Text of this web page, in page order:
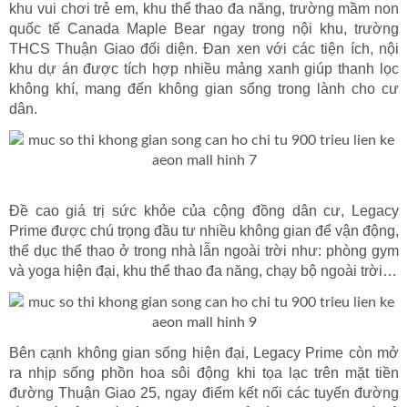
khu vui chơi trẻ em, khu thể thao đa năng, trường mầm non
quốc tế Canada Maple Bear ngay trong nội khu, trường
THCS Thuận Giao đối diện. Đan xen với các tiện ích, nội
khu dự án được tích hợp nhiều mảng xanh giúp thanh lọc
không khí, mang đến không gian sống trong lành cho cư
dân.
Đề cao giá trị sức khỏe của cộng đồng dân cư, Legacy
Prime được chú trọng đầu tư nhiều không gian để vận động,
thể dục thể thao ở trong nhà lẫn ngoài trời như: phòng gym
và yoga hiện đại, khu thể thao đa năng, chạy bộ ngoài trời…
Bên cạnh không gian sống hiện đại, Legacy Prime còn mở
ra nhịp sống phồn hoa sôi động khi tọa lạc trên mặt tiền
đường Thuận Giao 25, ngay điểm kết nối các tuyến đường